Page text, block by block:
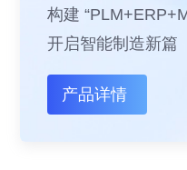
构建
开启智能制造新篇
产品详情